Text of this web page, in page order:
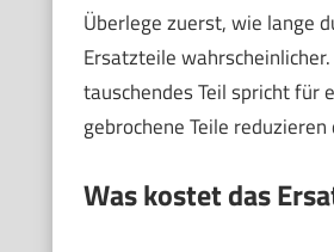
Überlege zuerst, wie lange
Ersatzteile
tauschendes Teil spricht für
gebrochene Teile
Was kostet das